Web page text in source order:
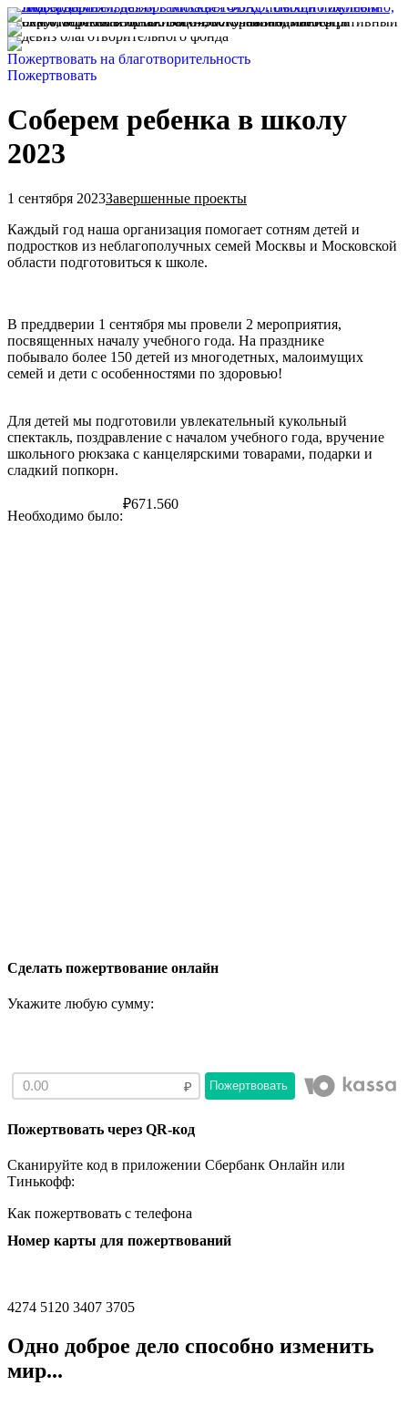
Пожертвовать на благотворительность
Пожертвовать
Соберем ребенка в школу
2023
1 сентября 2023Завершенные проекты
Каждый год наша организация помогает сотням детей и
подростков из неблагополучных семей Москвы и Московской
области подготовиться к школе.
В преддверии 1 сентября мы провели 2 мероприятия,
посвященных началу учебного года. На празднике
побывало более 150 детей из многодетных, малоимущих
семей и дети с особенностями по здоровью!
Для детей мы подготовили увлекательный кукольный
спектакль, поздравление с началом учебного года, вручение
школьного рюкзака с канцелярскими товарами, подарки и
сладкий попкорн.
Необходимо было:
₽671.560
Сделать пожертвование онлайн
Укажите любую сумму:
Пожертвовать
Пожертвовать через QR-код
Сканируйте код в приложении Сбербанк Онлайн или
Тинькофф:
Как пожертвовать с телефона
Номер карты для пожертвований
4274 5120 3407 3705
Одно доброе дело способно изменить
мир...